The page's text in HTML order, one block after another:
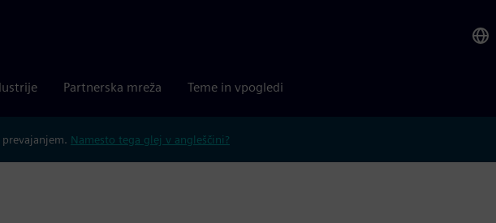
Partnerska mreža Teme in vpogledi
Namesto tega glej v angleščini?